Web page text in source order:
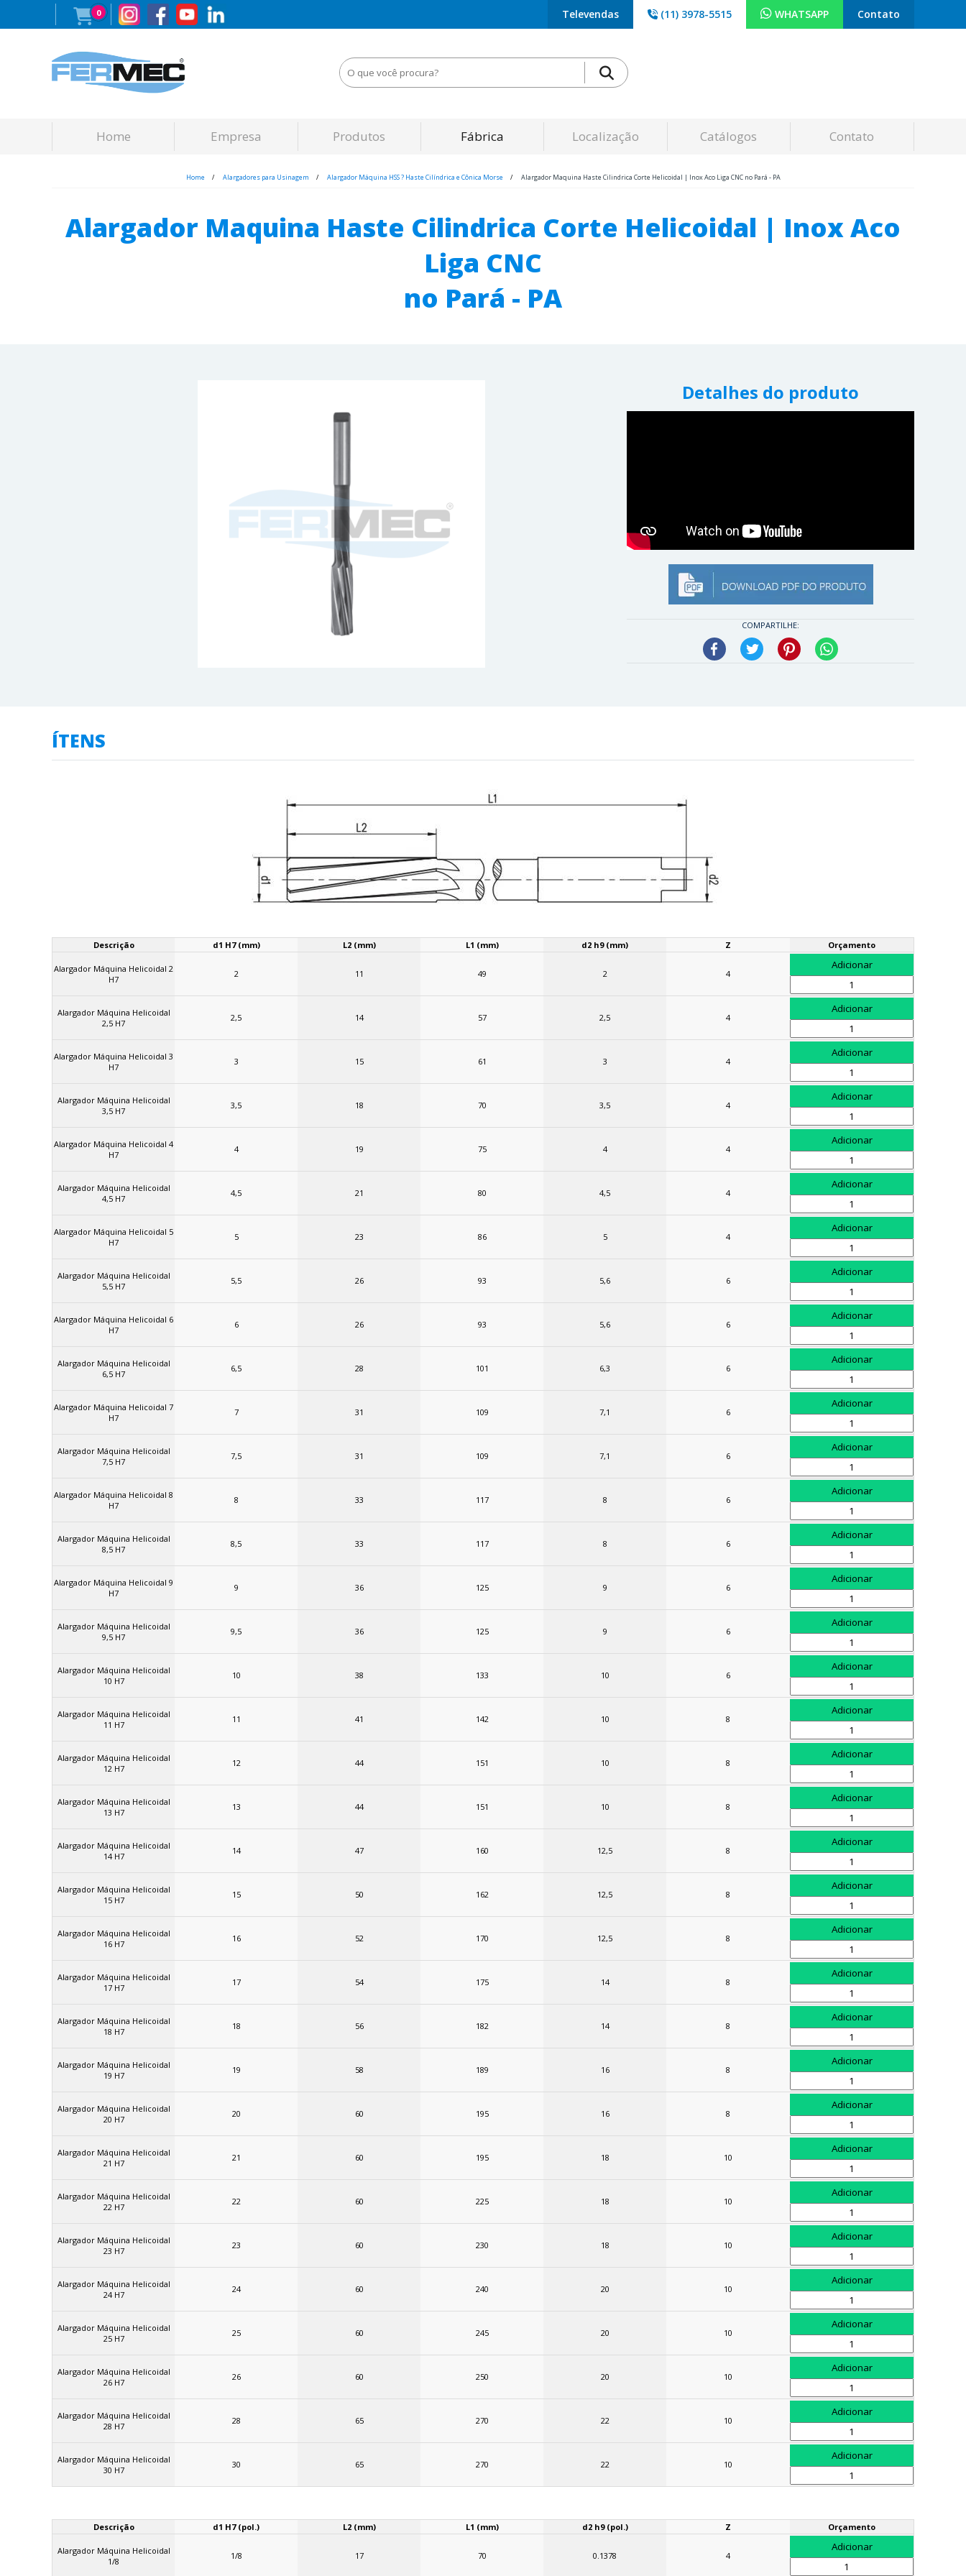
0 Contato
WHATSAPP
(11) 3978-5515
Televendas
Home Empresa Produtos Fábrica Localização Catálogos Contato
Home Alargadores para Usinagem Alargador Máquina HSS ? Haste Cilíndrica e Cônica Morse Alargador Maquina Haste Cilindrica Corte Helicoidal | Inox Aco Liga CNC no Pará - PA
Alargador Maquina Haste Cilindrica Corte Helicoidal | Inox Aco
Liga CNC
no Pará - PA
Detalhes do produto
COMPARTILHE:
Facebook Twitter Pinterest
ÍTENS
Descrição d1 H7 (mm) L2 (mm) L1 (mm) d2 h9 (mm) Z Orçamento
Alargador Máquina Helicoidal 2
H7
2 11 49 2 4
Alargador Máquina Helicoidal
2,5 H7
2,5 14 57 2,5 4
Alargador Máquina Helicoidal 3
H7
3 15 61 3 4
Alargador Máquina Helicoidal
3,5 H7
3,5 18 70 3,5 4
Alargador Máquina Helicoidal 4
H7
4 19 75 4 4
Alargador Máquina Helicoidal
4,5 H7
4,5 21 80 4,5 4
Alargador Máquina Helicoidal 5
H7
5 23 86 5 4
Alargador Máquina Helicoidal
5,5 H7
5,5 26 93 5,6 6
Alargador Máquina Helicoidal 6
H7
6 26 93 5,6 6
Alargador Máquina Helicoidal
6,5 H7
6,5 28 101 6,3 6
Alargador Máquina Helicoidal 7
H7
7 31 109 7,1 6
Alargador Máquina Helicoidal
7,5 H7
7,5 31 109 7,1 6
Alargador Máquina Helicoidal 8
H7
8 33 117 8 6
Alargador Máquina Helicoidal
8,5 H7
8,5 33 117 8 6
Alargador Máquina Helicoidal 9
H7
9 36 125 9 6
Alargador Máquina Helicoidal
9,5 H7
9,5 36 125 9 6
Alargador Máquina Helicoidal
10 H7
10 38 133 10 6
Alargador Máquina Helicoidal
11 H7
11 41 142 10 8
Alargador Máquina Helicoidal
12 H7
12 44 151 10 8
Alargador Máquina Helicoidal
13 H7
13 44 151 10 8
Alargador Máquina Helicoidal
14 H7
14 47 160 12,5 8
Alargador Máquina Helicoidal
15 H7
15 50 162 12,5 8
Alargador Máquina Helicoidal
16 H7
16 52 170 12,5 8
Alargador Máquina Helicoidal
17 H7
17 54 175 14 8
Alargador Máquina Helicoidal
18 H7
18 56 182 14 8
Alargador Máquina Helicoidal
19 H7
19 58 189 16 8
Alargador Máquina Helicoidal
20 H7
20 60 195 16 8
Alargador Máquina Helicoidal
21 H7
21 60 195 18 10
Alargador Máquina Helicoidal
22 H7
22 60 225 18 10
Alargador Máquina Helicoidal
23 H7
23 60 230 18 10
Alargador Máquina Helicoidal
24 H7
24 60 240 20 10
Alargador Máquina Helicoidal
25 H7
25 60 245 20 10
Alargador Máquina Helicoidal
26 H7
26 60 250 20 10
Alargador Máquina Helicoidal
28 H7
28 65 270 22 10
Alargador Máquina Helicoidal
30 H7
30 65 270 22 10
Descrição d1 H7 (pol.) L2 (mm) L1 (mm) d2 h9 (pol.) Z Orçamento
Alargador Máquina Helicoidal
1/8
1/8 17 70 0.1378 4